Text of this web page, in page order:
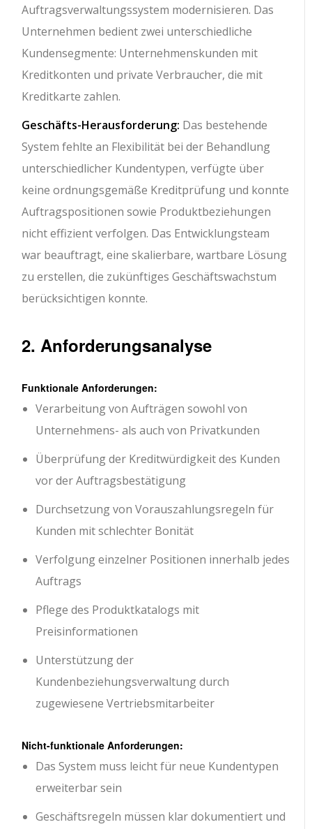
Auftragsverwaltungssystem modernisieren. Das
Unternehmen bedient zwei unterschiedliche
Kundensegmente: Unternehmenskunden mit
Kreditkonten und private Verbraucher, die mit
Kreditkarte zahlen.
Geschäfts-Herausforderung: Das bestehende
System fehlte an Flexibilität bei der Behandlung
unterschiedlicher Kundentypen, verfügte über
keine ordnungsgemäße Kreditprüfung und konnte
Auftragspositionen sowie Produktbeziehungen
nicht effizient verfolgen. Das Entwicklungsteam
war beauftragt, eine skalierbare, wartbare Lösung
zu erstellen, die zukünftiges Geschäftswachstum
berücksichtigen konnte.
2. Anforderungsanalyse
Funktionale Anforderungen:
Verarbeitung von Aufträgen sowohl von
Unternehmens- als auch von Privatkunden
Überprüfung der Kreditwürdigkeit des Kunden
vor der Auftragsbestätigung
Durchsetzung von Vorauszahlungsregeln für
Kunden mit schlechter Bonität
Verfolgung einzelner Positionen innerhalb jedes
Auftrags
Pflege des Produktkatalogs mit
Preisinformationen
Unterstützung der
Kundenbeziehungsverwaltung durch
zugewiesene Vertriebsmitarbeiter
Nicht-funktionale Anforderungen:
Das System muss leicht für neue Kundentypen
erweiterbar sein
Geschäftsregeln müssen klar dokumentiert und